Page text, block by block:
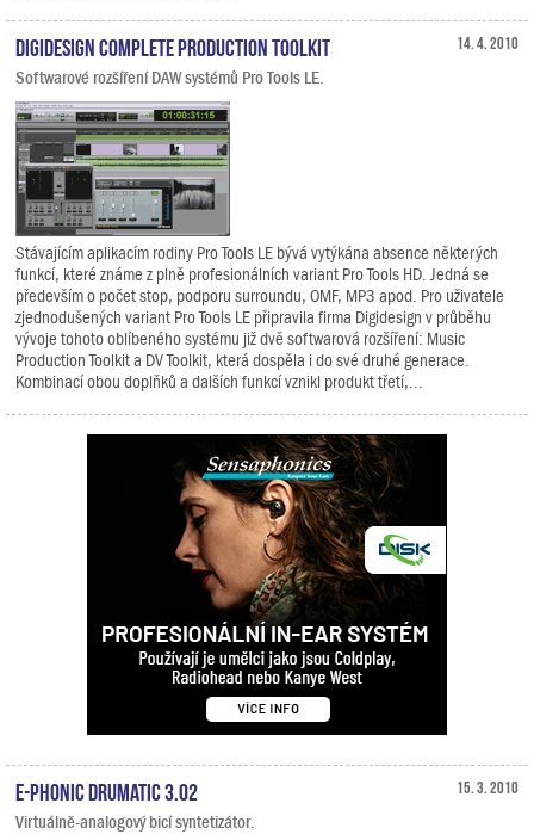
14. 4. 2010
Digidesign Complete Production Toolkit
Softwarové rozšíření DAW systémů Pro Tools LE.
Stávajícím aplikacím rodiny Pro Tools LE bývá vytýkána absence některých
funkcí, které známe z plně profesionálních variant Pro Tools HD. Jedná se
především o počet stop, podporu surroundu, OMF, MP3 apod. Pro uživatele
zjednodušených variant Pro Tools LE připravila firma Digidesign v průběhu
vývoje tohoto oblíbeného systému již dvě softwarová rozšíření: Music
Production Toolkit a DV Toolkit, která dospěla i do své druhé generace.
Kombinací obou doplňků a dalších funkcí vznikl produkt třetí,...
15. 3. 2010
E-Phonic Drumatic 3.02
Virtuálně-analogový bicí syntetizátor.